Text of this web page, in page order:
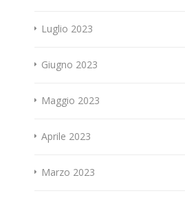
Luglio 2023
Giugno 2023
Maggio 2023
Aprile 2023
Marzo 2023